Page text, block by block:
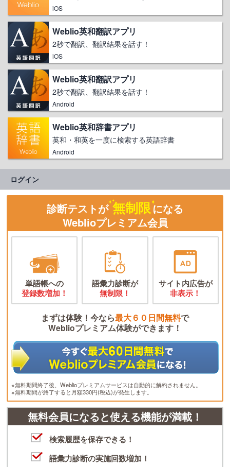
iOS
Weblio英和翻訳アプリ
2秒で翻訳、翻訳結果を話す！
iOS
Weblio英和翻訳アプリ
2秒で翻訳、翻訳結果を話す！
Android
Weblio英和辞書アプリ
英和・和英を一度に検索する英語辞書
Android
ログイン
診断テストが 無制限になる
Weblioプレミアム会員
単語帳への
登録数増加！
語彙力診断が
無制限！
サイト内広告が
非表示！
まずは体験！今なら最大６０日間無料で
Weblioプレミアム体験ができます！
※無料期間終了後、Weblioプレミアムサービスは自動的に解約されません。
※無料期間が終了すると月額330円(税込)が発生します。
無料会員になると使える機能が満載！
検索履歴を保存できる！
語彙力診断の実施回数増加！